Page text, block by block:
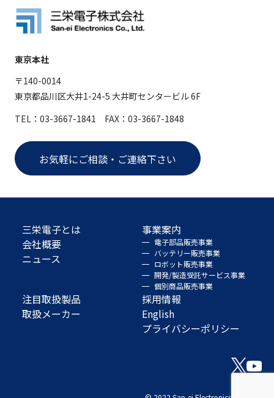
東京本社
〒140-0014
東京都品川区大井1-24-5 大井町センタービル 6F
TEL：03-3667-1841 FAX：03-3667-1848
お気軽にご相談・ご連絡下さい
三栄電子とは
会社概要
ニュース
事業案内
電子部品販売事業
バッテリー販売事業
ロボット販売事業
開発/製造受託サービス事業
個別商品販売事業
注目取扱製品
取扱メーカー
採用情報
English
プライバシーポリシー